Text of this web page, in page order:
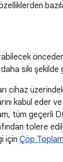
sıkı
cihaz
kabul eder
tüm geçerli
tolere
için Çöp